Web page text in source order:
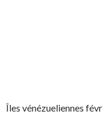
Îles vénézueliennes